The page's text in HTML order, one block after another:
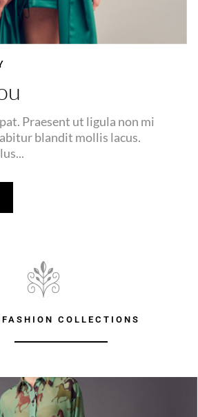
Praesent ut ligula non mi
blandit mollis lacus.
COLLECTIONS